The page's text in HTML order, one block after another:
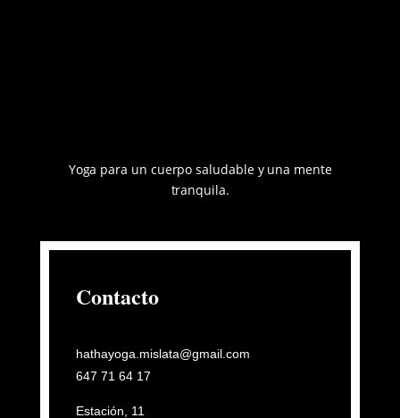
Yoga para un cuerpo saludable y una mente
tranquila.
Contacto
hathayoga.mislata@gmail.com
647 71 64 17
Estación, 11